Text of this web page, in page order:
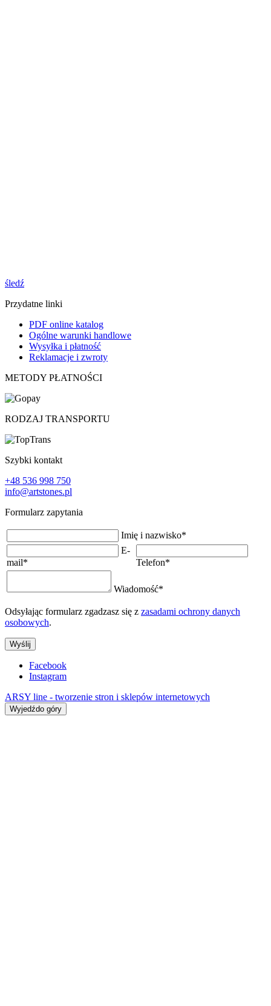
śledź
Przydatne linki
PDF online katalog
Ogólne warunki handlowe
Wysyłka i płatność
Reklamacje i zwroty
METODY PŁATNOŚCI
RODZAJ TRANSPORTU
Szybki kontakt
+48 536 998 750
info@artstones.pl
Formularz zapytania
Imię i nazwisko*
E-
mail* Telefon*
Wiadomość*
Odsyłając formularz zgadzasz się z zasadami ochrony danych
osobowych.
Wyślij
Facebook
Instagram
ARSY line - tworzenie stron i sklepów internetowych
Wyjedźdo góry